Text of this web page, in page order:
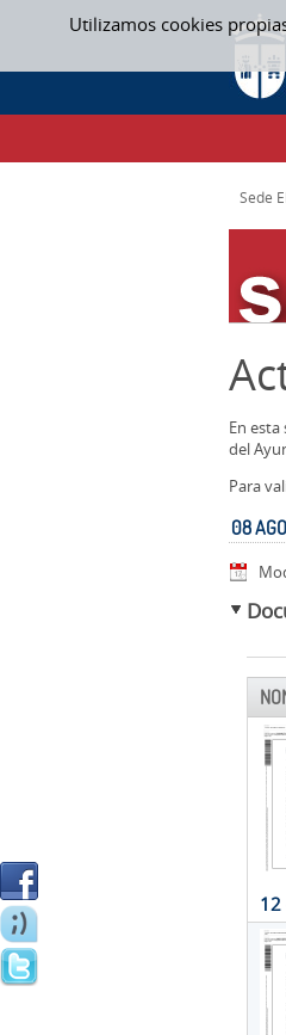
Utilizamos cookies
Saltar al contenido
08
Sede
En
del
Para
08
12